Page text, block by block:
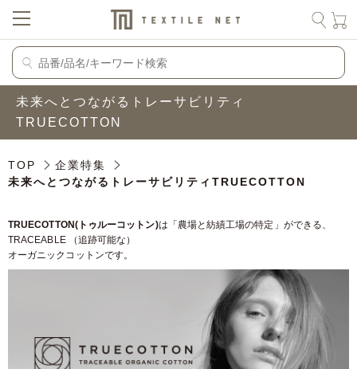
未来へとつながるトレーサビリティ
TRUECOTTON
TOP
企業特集
未来へとつながるトレーサビリティTRUECOTTON
TRUECOTTON(トゥルーコットン)は「農場と紡績工場の特定」ができる、
TRACEABLE （追跡可能な）
オーガニックコットンです。